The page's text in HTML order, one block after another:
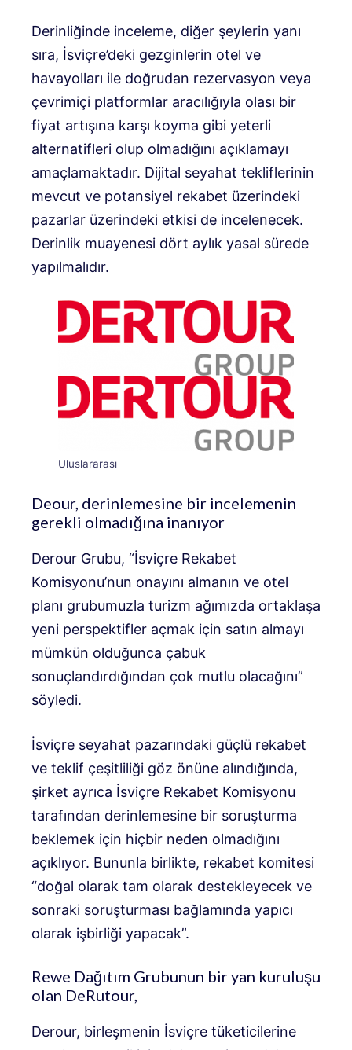
Derinliğinde inceleme, diğer şeylerin yanı
sıra, İsviçre’deki gezginlerin otel ve
havayolları ile doğrudan rezervasyon veya
çevrimiçi platformlar aracılığıyla olası bir
fiyat artışına karşı koyma gibi yeterli
alternatifleri olup olmadığını açıklamayı
amaçlamaktadır. Dijital seyahat tekliflerinin
mevcut ve potansiyel rekabet üzerindeki
pazarlar üzerindeki etkisi de incelenecek.
Derinlik muayenesi dört aylık yasal sürede
yapılmalıdır.
Uluslararası
Deour, derinlemesine bir incelemenin
gerekli olmadığına inanıyor
Derour Grubu, “İsviçre Rekabet
Komisyonu’nun onayını almanın ve otel
planı grubumuzla turizm ağımızda ortaklaşa
yeni perspektifler açmak için satın almayı
mümkün olduğunca çabuk
sonuçlandırdığından çok mutlu olacağını”
söyledi.
İsviçre seyahat pazarındaki güçlü rekabet
ve teklif çeşitliliği göz önüne alındığında,
şirket ayrıca İsviçre Rekabet Komisyonu
tarafından derinlemesine bir soruşturma
beklemek için hiçbir neden olmadığını
açıklıyor. Bununla birlikte, rekabet komitesi
“doğal olarak tam olarak destekleyecek ve
sonraki soruşturması bağlamında yapıcı
olarak işbirliği yapacak”.
Rewe Dağıtım Grubunun bir yan kuruluşu
olan DeRutour,
Derour, birleşmenin İsviçre tüketicilerine